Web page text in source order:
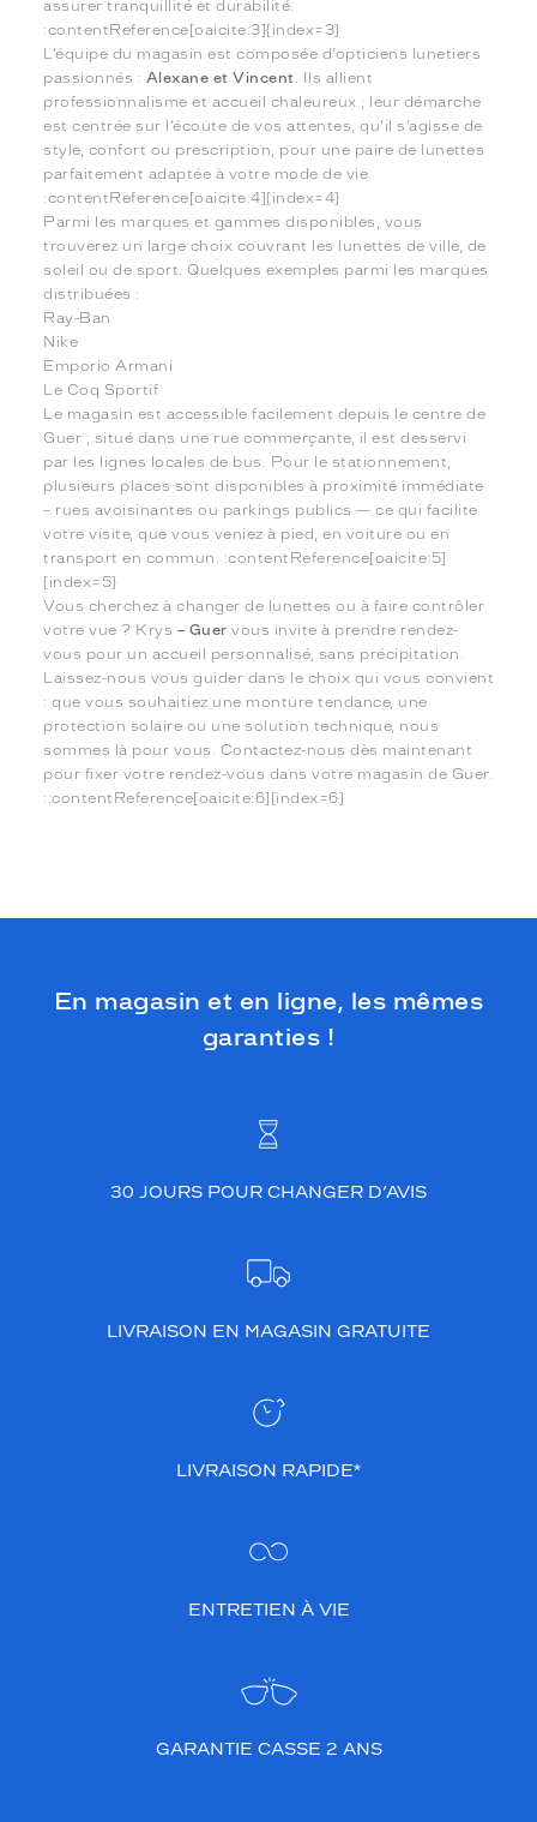
assurer tranquillité et durabilité.
:contentReference[oaicite:3]{index=3}
L’équipe du magasin est composée d’opticiens lunetiers
passionnés : Alexane et Vincent . Ils allient
professionnalisme et accueil chaleureux ; leur démarche
est centrée sur l’écoute de vos attentes, qu’il s’agisse de
style, confort ou prescription, pour une paire de lunettes
parfaitement adaptée à votre mode de vie.
:contentReference[oaicite:4]{index=4}
Parmi les marques et gammes disponibles, vous
trouverez un large choix couvrant les lunettes de ville, de
soleil ou de sport. Quelques exemples parmi les marques
distribuées :
Ray-Ban
Nike
Emporio Armani
Le Coq Sportif
Le magasin est accessible facilement depuis le centre de
Guer ; situé dans une rue commerçante, il est desservi
par les lignes locales de bus. Pour le stationnement,
plusieurs places sont disponibles à proximité immédiate
– rues avoisinantes ou parkings publics — ce qui facilite
votre visite, que vous veniez à pied, en voiture ou en
transport en commun. :contentReference[oaicite:5]
{index=5}
Vous cherchez à changer de lunettes ou à faire contrôler
votre vue ? Krys – Guer vous invite à prendre rendez-
vous pour un accueil personnalisé, sans précipitation.
Laissez-nous vous guider dans le choix qui vous convient
: que vous souhaitiez une monture tendance, une
protection solaire ou une solution technique, nous
sommes là pour vous. Contactez-nous dès maintenant
pour fixer votre rendez-vous dans votre magasin de Guer.
::contentReference[oaicite:6]{index=6}
En magasin et en ligne, les mêmes
garanties !
30 JOURS POUR CHANGER D’AVIS
LIVRAISON EN MAGASIN GRATUITE
LIVRAISON RAPIDE*
ENTRETIEN À VIE
GARANTIE CASSE 2 ANS